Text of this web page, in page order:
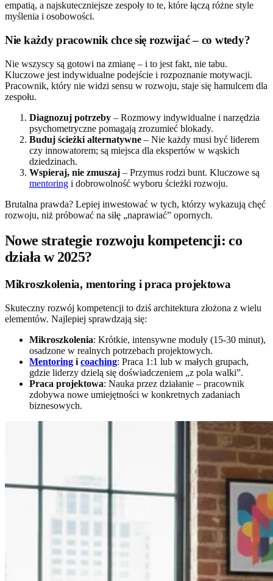
empatią, a najskuteczniejsze zespoły to te, które łączą różne style
myślenia i osobowości.
Nie każdy pracownik chce się rozwijać – co wtedy?
Nie wszyscy są gotowi na zmianę – i to jest fakt, nie tabu.
Kluczowe jest indywidualne podejście i rozpoznanie motywacji.
Pracownik, który nie widzi sensu w rozwoju, staje się hamulcem dla
zespołu.
Diagnozuj potrzeby – Rozmowy indywidualne i narzędzia
psychometryczne pomagają zrozumieć blokady.
Buduj ścieżki alternatywne – Nie każdy musi być liderem
czy innowatorem; są miejsca dla ekspertów w wąskich
dziedzinach.
Wspieraj, nie zmuszaj – Przymus rodzi bunt. Kluczowe są
mentoring i dobrowolność wyboru ścieżki rozwoju.
Brutalna prawda? Lepiej inwestować w tych, którzy wykazują chęć
rozwoju, niż próbować na siłę „naprawiać” opornych.
Nowe strategie rozwoju kompetencji: co
działa w 2025?
Mikroszkolenia, mentoring i praca projektowa
Skuteczny rozwój kompetencji to dziś architektura złożona z wielu
elementów. Najlepiej sprawdzają się:
Mikroszkolenia: Krótkie, intensywne moduły (15-30 minut),
osadzone w realnych potrzebach projektowych.
Mentoring i coaching: Praca 1:1 lub w małych grupach,
gdzie liderzy dzielą się doświadczeniem „z pola walki”.
Praca projektowa: Nauka przez działanie – pracownik
zdobywa nowe umiejętności w konkretnych zadaniach
biznesowych.